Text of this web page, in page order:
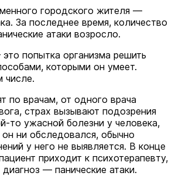
городского жителя —
За последнее время, количество
атаки возросло.
попытка организма решить
которыми он умеет.
числе.
по врачам, от одного врача
страх вызывают подозрения
то ужасной болезни у человека,
ни обследовался, обычно
у него не выявляется. В конце
приходит к психотерапевту,
— панические атаки.